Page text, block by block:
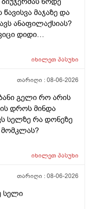
მაჯაზე და
ანაფილაქსიას?
დიდი
ანუ იმ
მიმართ ეს ტესტი
იხილეთპასუხი
თარიღი :08-06-2026
გელი რო არის
დროს მინდა
სელზე რა დონეზე
იხილეთპასუხი
თარიღი :08-06-2026
სელი